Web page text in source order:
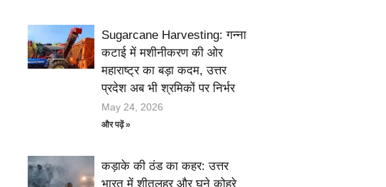
Sugarcane Harvesting: गन्ना
कटाई में मशीनीकरण की ओर
महाराष्ट्र का बड़ा कदम, उत्तर
प्रदेश अब भी श्रमिकों पर निर्भर
May 24, 2026
और पढ़ें »
कड़ाके की ठंड का कहर: उत्तर
भारत में शीतलहर और घने कोहरे